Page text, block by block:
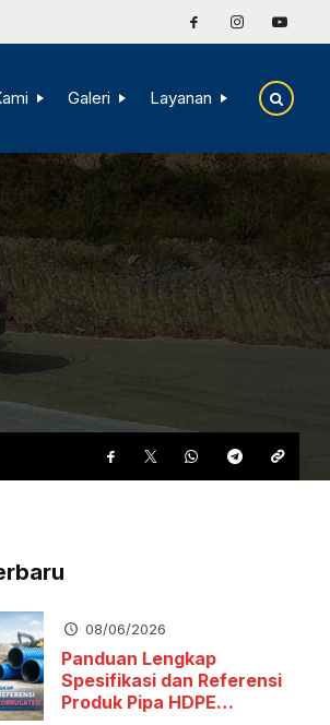
Galeri Layanan
08/06/2026
Panduan Lengkap
Spesifikasi dan Referensi
Produk Pipa HDPE